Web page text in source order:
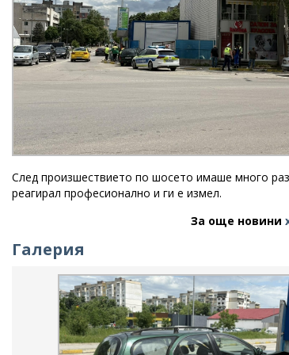
След произшествието по шосето имаше много
реагирал професионално и ги е измел.
За още новини
Галерия